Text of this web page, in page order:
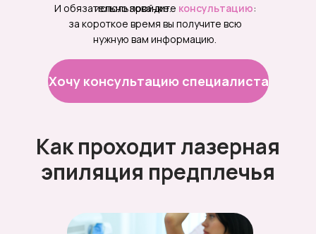
использование.
И обязательно пройдите консультацию:
за короткое время вы получите всю
нужную вам информацию.
Хочу консультацию специалиста
Как проходит лазерная
эпиляция предплечья
Ежедневно узнаему всех наших
клиентов их эффект после
Напоминаемо дате следующего
визита.
Хочу консультацию
специалиста